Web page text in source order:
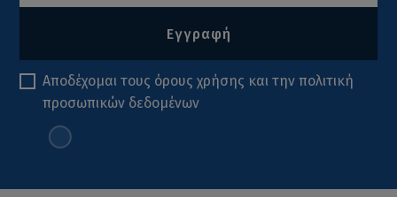
Εγγραφή
Αποδέχομαι τους όρους χρήσης και τηνπολιτική
προσωπικών δεδομένων